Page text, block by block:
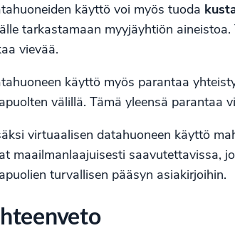
käyttö voi myös tuoda
tarkastamaan myyjäyhtiön
vievää.
käyttö myös parantaa
välillä. Tämä yleensä parantaa
virtuaalisen datahuoneen käyttö
maailmanlaajuisesti saavutettavissa,
turvallisen pääsyn asiakirjoihin.